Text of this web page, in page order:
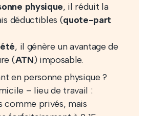
physique, il réduit la
déductibles (quote-part
, il génère un avantage de
(ATN) imposable.
en personne physique ?
– lieu de travail :
comme privés, mais